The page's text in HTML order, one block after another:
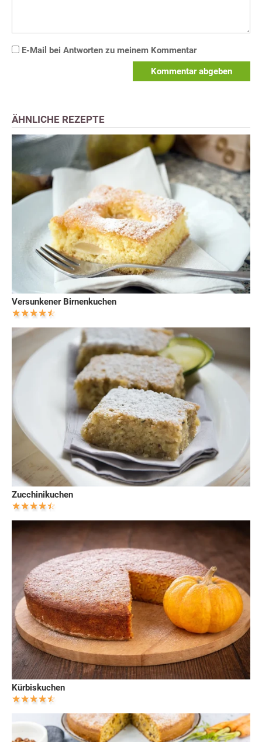
E-Mail bei Antworten zu meinem Kommentar
Kommentar abgeben
ÄHNLICHE REZEPTE
Versunkener Birnenkuchen
Zucchinikuchen
Kürbiskuchen